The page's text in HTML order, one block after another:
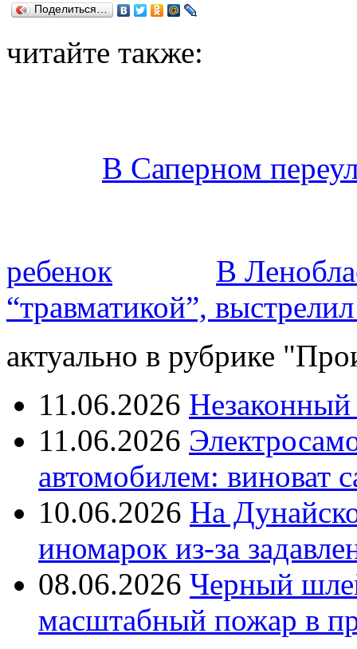
Поделиться…
читайте также:
В Саперном
ребенок
В
“травматикой”,
актуально в рубрике
11.06.2026
11.06.2026
автомобилем: виноват
10.06.2026 На
иномарок из-за
08.06.2026 Черный
масштабный пожар в